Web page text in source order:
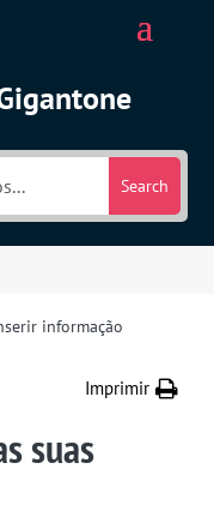
Search
informação
Imprimir
suas